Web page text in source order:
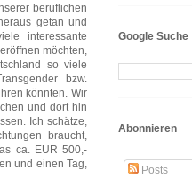
beruflichen
getan und
interessante
möchten,
so viele
bzw.
könnten. Wir
und dort hin
Ich schätze,
braucht,
ca. EUR 500,-
und einen Tag,
Google Suche
Abonnieren
Posts